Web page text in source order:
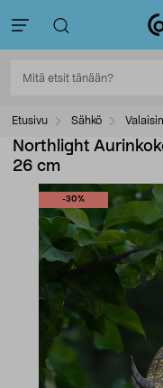
Etusivu Sähkö
Northlight
26 cm
-30%